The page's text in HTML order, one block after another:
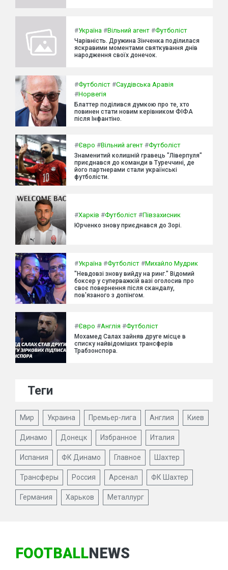
#Україна #Вільний агент #Футболіст
Чарівність. Дружина Зінченка поділилася
яскравими моментами святкування днів
народження своїх донечок.
#Футболіст #Саудівська Аравія
#Норвегія
Блаттер поділився думкою про те, хто
повинен стати новим керівником ФІФА
після Інфантіно.
#Євро #Вільний агент #Футболіст
Знаменитий колишній гравець "Ліверпуля"
приєднався до команди в Туреччині, де
його партнерами стали українські
футболісти.
#Харків #Футболіст #Півзахисник
Юрченко знову приєднався до Зорі.
#Україна #Футболіст #Михайло Мудрик
"Невдовзі знову вийду на ринг." Відомий
боксер у суперважкій вазі оголосив про
своє повернення після скандалу,
пов'язаного з допінгом.
#Євро #Англія #Футболіст
Мохамед Салах зайняв друге місце в
списку найвідоміших трансферів
Трабзонспора.
Теги
Мир Украина Премьер-лига Англия Киев
Динамо Донецк Избранное Италия
Испания ФК Динамо Главное Шахтер
Трансферы Россия Арсенал ФК Шахтер
Германия Харьков Металлург
FOOTBALLNEWS